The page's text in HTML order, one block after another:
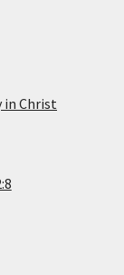
in Christ